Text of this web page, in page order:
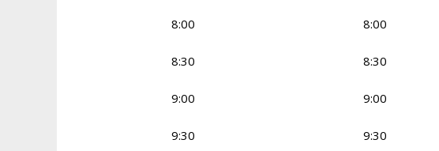
8:00 8:00
8:30 8:30
9:00 9:00
9:30 9:30